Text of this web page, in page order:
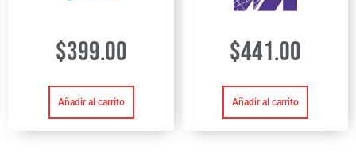
$399.00
Añadir al carrito
$441.00
Añadir al carrito